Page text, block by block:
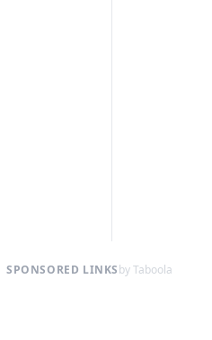
SPONSORED LINKSby Taboola